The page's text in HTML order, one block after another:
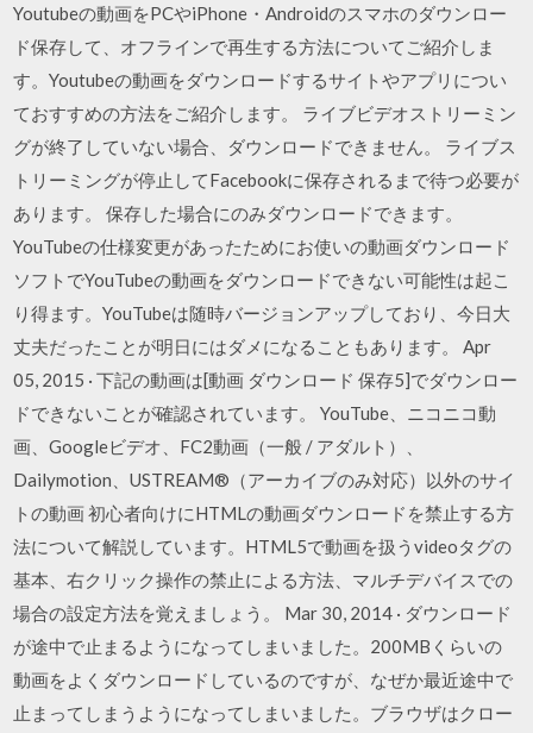
Youtubeの動画をPCやiPhone・Androidのスマホのダウンロー
ド保存して、オフラインで再生する方法についてご紹介しま
す。Youtubeの動画をダウンロードするサイトやアプリについ
ておすすめの方法をご紹介します。 ライブビデオストリーミン
グが終了していない場合、ダウンロードできません。 ライブス
トリーミングが停止してFacebookに保存されるまで待つ必要が
あります。 保存した場合にのみダウンロードできます。
YouTubeの仕様変更があったためにお使いの動画ダウンロード
ソフトでYouTubeの動画をダウンロードできない可能性は起こ
り得ます。YouTubeは随時バージョンアップしており、今日大
丈夫だったことが明日にはダメになることもあります。 Apr
05, 2015 · 下記の動画は[動画 ダウンロード 保存5]でダウンロー
ドできないことが確認されています。 YouTube、ニコニコ動
画、Googleビデオ、FC2動画（一般 / アダルト）、
Dailymotion、USTREAM®（アーカイブのみ対応）以外のサイ
トの動画 初心者向けにHTMLの動画ダウンロードを禁止する方
法について解説しています。HTML5で動画を扱うvideoタグの
基本、右クリック操作の禁止による方法、マルチデバイスでの
場合の設定方法を覚えましょう。 Mar 30, 2014 · ダウンロード
が途中で止まるようになってしまいました。200MBくらいの
動画をよくダウンロードしているのですが、なぜか最近途中で
止まってしまうようになってしまいました。ブラウザはクロー